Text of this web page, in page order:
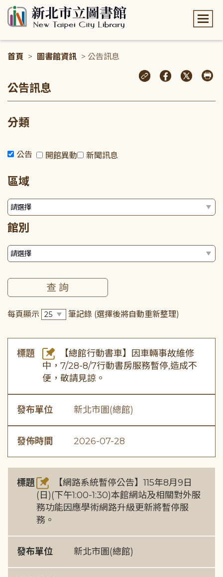
首頁 > 圖書館資訊 > 公告訊息
公告訊息
分類
公告 開館異動 新聞訊息
區域
館別
每頁顯示 筆記錄 (選擇後將自動重新整理)
標題
【總館行動書車】因車輛事故維修
中，7/28-8/7行動書房服務暫停,造成不
便，敬請見諒。
發布單位 新北市圖(總館)
發佈時間 2026-07-28
標題
【網路系統暫停公告】115年8月9日
(日)(下午1:00-1:30)本館網站及相關對外服
務功能因應學術網路升級更新將暫停服
務。
發布單位 新北市圖(總館)